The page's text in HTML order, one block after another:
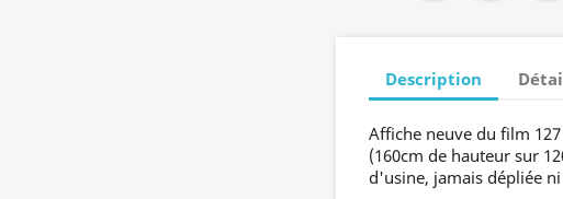
Description
Affiche neuve du film
(160cm de hauteur sur
d'usine, jamais dépliée